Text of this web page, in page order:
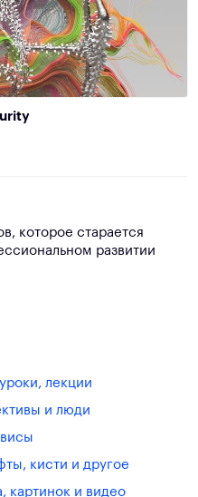
которое старается
развитии
лекции
и люди
кисти и другое
картинок и видео